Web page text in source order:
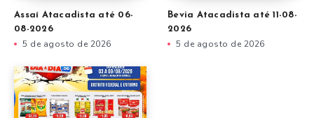
Assaí Atacadista até 06-
08-2026
5 de agosto de 2026
Bevia Atacadista até 11-08-
2026
5 de agosto de 2026